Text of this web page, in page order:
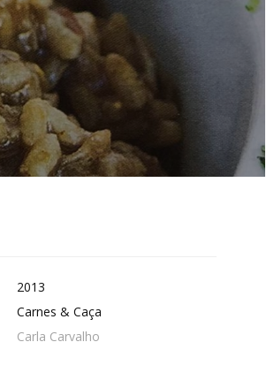
2013
Carnes & Caça
Carla Carvalho